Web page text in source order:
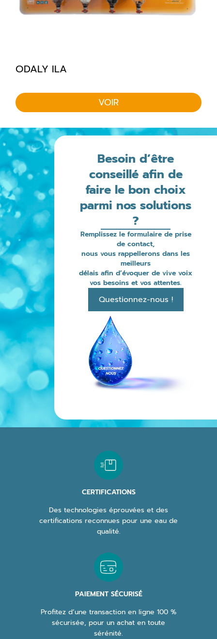
ODALY ILA
VOIR
Besoin d’être
conseillé afin de
faire le bon choix
parmi nos solutions
?
Remplissez le formulaire de prise
de contact,
nous vous rappellerons dans les
meilleurs
délais afin d’évoquer de vive voix
vos besoins et vos attentes.
Questionnez-nous !
CERTIFICATIONS
Des technologies éprouvées et des
certifications reconnues pour une eau de
qualité.
PAIEMENT SÉCURISÉ
Profitez d’une transaction en ligne 100 %
sécurisée, pour un achat en toute
sérénité.